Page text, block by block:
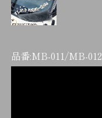
品番:MB-011/MB-012